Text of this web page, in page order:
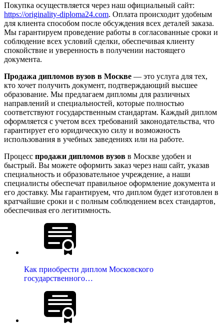
Покупка осуществляется через наш официальный сайт:
https://originality-diploma24.com. Оплата происходит удобным
для клиента способом после обсуждения всех деталей заказа.
Мы гарантируем проведение работы в согласованные сроки и
соблюдение всех условий сделки, обеспечивая клиенту
спокойствие и уверенность в получении настоящего
документа.
Продажа дипломов вузов в Москве — это услуга для тех,
кто хочет получить документ, подтверждающий высшее
образование. Мы предлагаем дипломы для различных
направлений и специальностей, которые полностью
соответствуют государственным стандартам. Каждый диплом
оформляется с учетом всех требований законодательства, что
гарантирует его юридическую силу и возможность
использования в учебных заведениях или на работе.
Процесс продажи дипломов вузов в Москве удобен и
быстрый. Вы можете оформить заказ через наш сайт, указав
специальность и образовательное учреждение, а наши
специалисты обеспечат правильное оформление документа и
его доставку. Мы гарантируем, что диплом будет изготовлен в
кратчайшие сроки и с полным соблюдением всех стандартов,
обеспечивая его легитимность.
Как приобрести диплом Московского
государственного…